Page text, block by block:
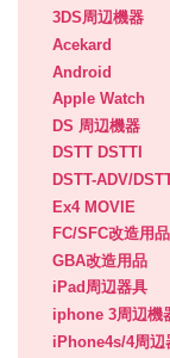
3DS周辺機器
Acekard
Android
Apple Watch
DS 周辺機器
DSTT DSTTI
DSTT-ADV/
Ex4 MOVIE
FC/SFC改造用品
GBA改造用品
iPad周辺器具
iphone 3周辺機
iPhone4s/4周辺